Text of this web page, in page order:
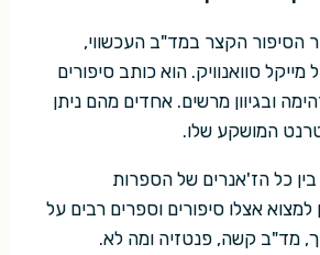
הסיפור הקצר במד"ב העכשווי,
סוואנוויק. הוא כותב סיפורים
ובגיוון מרשים. אחדים מהם ניתן
המושקע שלו.
בין כל הז'אנרים של הספרות
למצוא אצלו סיפורים וספרים רבים על
מד"ב קשה, פנטזיה ומה לא.